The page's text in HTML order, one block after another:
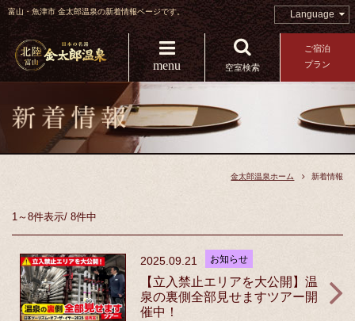
富山・魚津市 金太郎温泉の新着情報ページです。 Language
menu 空室検索
ご宿泊
プラン
金太郎温泉ホーム 新着情報
1～8件表示/ 8件中
2025.09.21 お知らせ
【立入禁止エリアを大公開】温
泉の裏側全部見せますツアー開
催中！